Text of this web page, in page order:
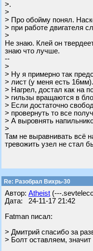
>.
>
> Про обойму понял.
> при работе двигателя
>
Не знаю. Клей он
знаю что лучше.
--
>
> Ну я примерно так
> лист (у меня есть
> Нагрел, достал как на
> гильзы вращаются в
> Если достаточно
> провернуть то все
> А выровнять
>
Там не выравнивать всё
тревожить узел не стал
Re: Разобрал Вихрь-30
Автор: Atheist (---
Дата: 24-11-17 21:42
Fatman писал:
> Дмитрий спасибо за
> Болт оставляем,